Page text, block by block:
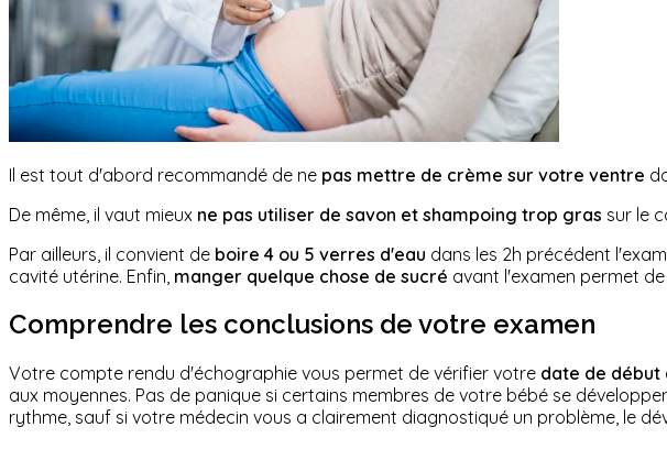
Il est tout d'abord recommandé de ne pas mettre de crème sur votre ventre
De même, il vaut mieux ne pas utiliser de savon et shampoing trop gras sur le
Par ailleurs, il convient de boire 4 ou 5 verres d'eau dans les 2h précédent
cavité utérine. Enfin, manger quelque chose de sucré avant l'examen permet
Comprendre les conclusions de votre examen
Votre compte rendu d'échographie vous permet de vérifier votre date de début
aux moyennes. Pas de panique si certains membres de votre bébé se
rythme, sauf si votre médecin vous a clairement diagnostiqué un problème, le